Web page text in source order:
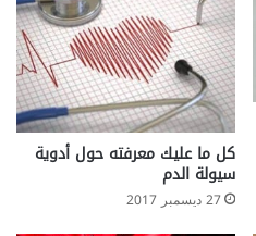
كل ما عليك معرفته حول أدوية
سيولة الدم
27 ديسمبر 2017